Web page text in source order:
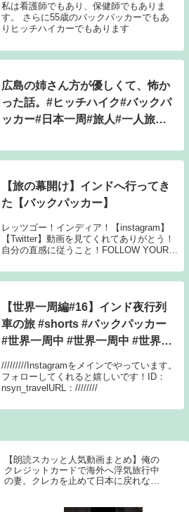
私は看護師でもあり、保健師でもありま
す。 さらに55歳のバックパッカーでもあ
りヒッチハイカーでもあります
広島の姉さん方が優しくて、怖か
った話。#ヒッチハイク#バックパ
ッカー#日本一周#旅人#一人旅#
ーホリ#ショート#切り抜き#
【旅の幕開け】インドへ行ってき
た【バックパッカー】
レッツゴー！インディア！【instagram】
【Twitter】動画を見てくれてありがとう！
自分の直感に従うこと！FOLLOW YOUR
ら》GoProGoPro カルマグリップSony 一
眼レフ...
【世界一周編#16】インド夜行列
車の旅 #shorts #バックパッカー
#世界一周中 #世界一周中 #世界一
/////////Instagramをメインでやっています。
フォローしてくれると嬉しいです！ID：
nsyn_travelURL：////////
【朗読スカッと人気動画まとめ】俺の
クレジットカードで海外へ浮気旅行中
の妻。クレカを止めて日本に戻れなく